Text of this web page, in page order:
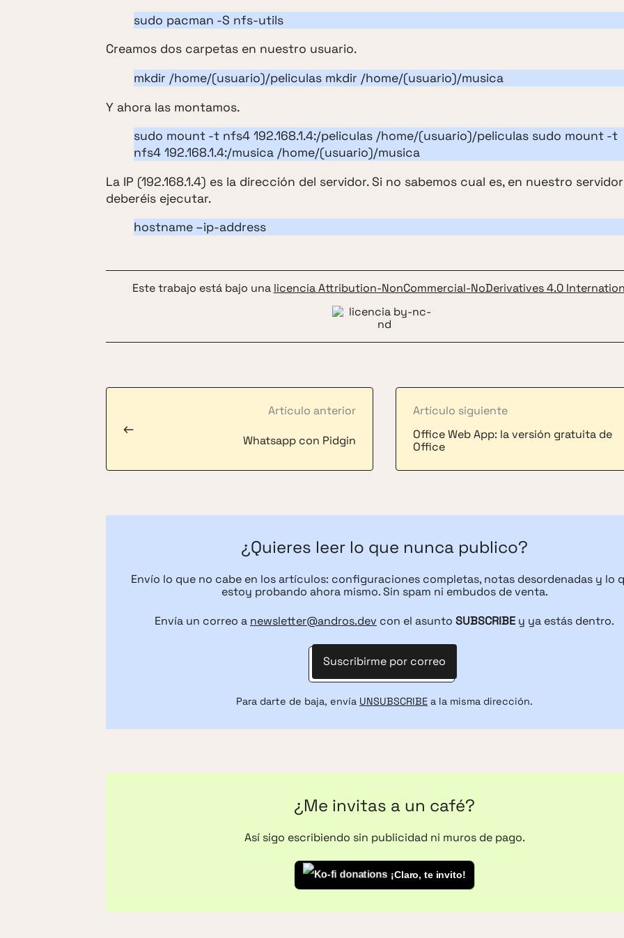
sudo pacman -S nfs-utils
Creamos dos carpetas en nuestro usuario.
mkdir /home/(usuario)/peliculas mkdir /home/(usuario)/musica
Y ahora las montamos.
sudo mount -t nfs4 192.168.1.4:/peliculas /home/(usuario)/peliculas sudo mount -t
nfs4 192.168.1.4:/musica /home/(usuario)/musica
La IP (192.168.1.4) es la dirección del servidor. Si no sabemos cual es, en nuestro servidor
deberéis ejecutar.
hostname –ip-address
Este trabajo está bajo una licencia Attribution-NonCommercial-NoDerivatives 4.0
Artículo anterior
Whatsapp con Pidgin
←
Artículo siguiente
Office Web App: la versión gratuita de
Office
¿Quieres leer lo que nunca publico?
Envío lo que no cabe en los artículos: configuraciones completas, notas desordenadas y lo
estoy probando ahora mismo. Sin spam ni embudos de venta.
Envía un correo a newsletter@andros.dev con el asunto SUBSCRIBE y ya estás dentro.
Suscribirme por correo
Para darte de baja, envía UNSUBSCRIBE a la misma dirección.
¿Me invitas a un café?
Así sigo escribiendo sin publicidad ni muros de pago.
¡Claro, te invito!